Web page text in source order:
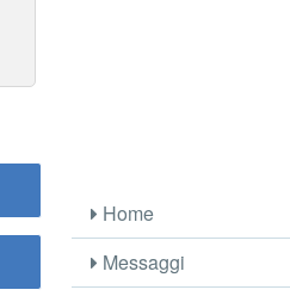
Home
Messaggi